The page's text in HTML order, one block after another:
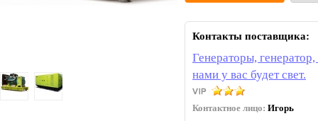
Контакты поставщика:
Генераторы,
нами у вас будет свет.
Контактное лицо: Игорь